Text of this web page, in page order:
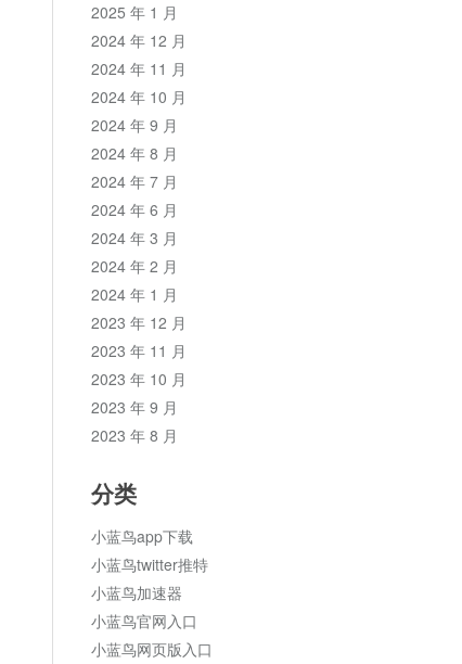
2025 年 1 月
2024 年 12 月
2024 年 11 月
2024 年 10 月
2024 年 9 月
2024 年 8 月
2024 年 7 月
2024 年 6 月
2024 年 3 月
2024 年 2 月
2024 年 1 月
2023 年 12 月
2023 年 11 月
2023 年 10 月
2023 年 9 月
2023 年 8 月
分类
小蓝鸟app下载
小蓝鸟twitter推特
小蓝鸟加速器
小蓝鸟官网入口
小蓝鸟网页版入口